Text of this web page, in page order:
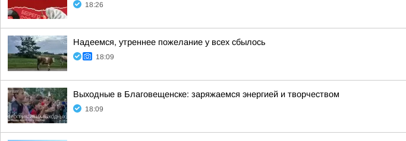
18:26
Надеемся, утреннее пожелание у всех сбылось
18:09
Выходные в Благовещенске: заряжаемся энергией и творчеством
18:09